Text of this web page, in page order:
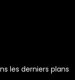
les derniers plans